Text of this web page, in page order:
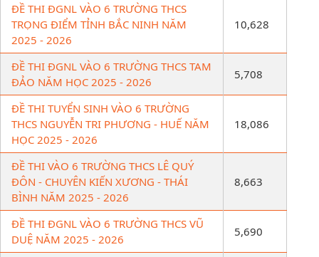
ĐỀ THI ĐGNL VÀO 6 TRƯỜNG THCS
TRỌNG ĐIỂM TỈNH BẮC NINH NĂM
2025 - 2026
10,628
ĐỀ THI ĐGNL VÀO 6 TRƯỜNG THCS TAM
ĐẢO NĂM HỌC 2025 - 2026
5,708
ĐỀ THI TUYỂN SINH VÀO 6 TRƯỜNG
THCS NGUYỄN TRI PHƯƠNG - HUẾ NĂM
HỌC 2025 - 2026
18,086
ĐỀ THI VÀO 6 TRƯỜNG THCS LÊ QUÝ
ĐÔN - CHUYÊN KIẾN XƯƠNG - THÁI
BÌNH NĂM 2025 - 2026
8,663
ĐỀ THI ĐGNL VÀO 6 TRƯỜNG THCS VŨ
DUỆ NĂM 2025 - 2026
5,690